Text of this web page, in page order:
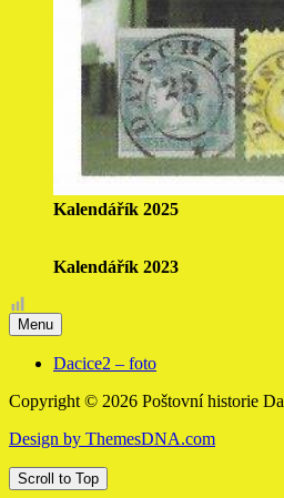
Kalendářík 2025
Kalendářík 2023
Menu
Dacice2 – foto
Copyright © 2026 Poštovní historie
Design by ThemesDNA.com
Scroll to Top